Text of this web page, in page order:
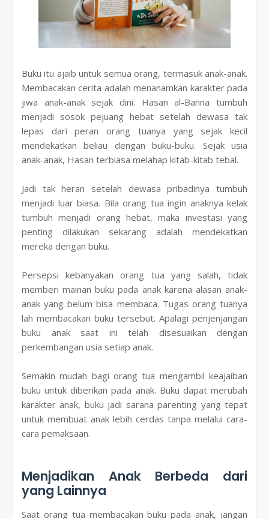
Buku itu ajaib untuk semua orang, termasuk anak-anak.
Membacakan cerita adalah menanamkan karakter pada
jiwa anak-anak sejak dini. Hasan al-Banna tumbuh
menjadi sosok pejuang hebat setelah dewasa tak
lepas dari peran orang tuanya yang sejak kecil
mendekatkan beliau dengan buku-buku. Sejak usia
anak-anak, Hasan terbiasa melahap kitab-kitab tebal.
Jadi tak heran setelah dewasa pribadinya tumbuh
menjadi luar biasa. Bila orang tua ingin anaknya kelak
tumbuh menjadi orang hebat, maka investasi yang
penting dilakukan sekarang adalah mendekatkan
mereka dengan buku.
Persepsi kebanyakan orang tua yang salah, tidak
memberi mainan buku pada anak karena alasan anak-
anak yang belum bisa membaca. Tugas orang tuanya
lah membacakan buku tersebut. Apalagi penjenjangan
buku anak saat ini telah disesuaikan dengan
perkembangan usia setiap anak.
Semakin mudah bagi orang tua mengambil keajaiban
buku untuk diberikan pada anak. Buku dapat merubah
karakter anak, buku jadi sarana parenting yang tepat
untuk membuat anak lebih cerdas tanpa melalui cara-
cara pemaksaan.
Menjadikan Anak Berbeda dari
yang Lainnya
Saat orang tua membacakan buku pada anak, jangan